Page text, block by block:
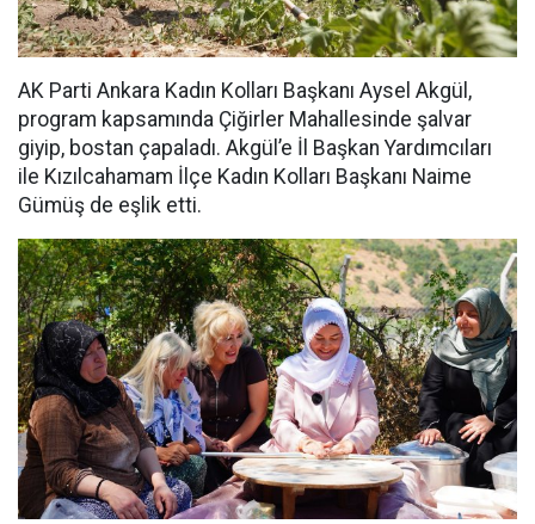
AK Parti Ankara Kadın Kolları Başkanı Aysel Akgül,
program kapsamında Çiğirler Mahallesinde şalvar
giyip, bostan çapaladı. Akgül’e İl Başkan Yardımcıları
ile Kızılcahamam İlçe Kadın Kolları Başkanı Naime
Gümüş de eşlik etti.